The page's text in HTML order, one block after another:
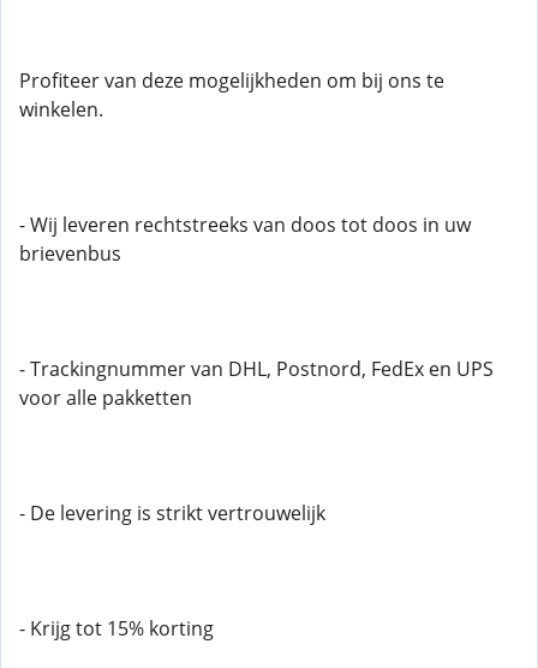
Profiteer van deze mogelijkheden om bij ons te
winkelen.
- Wij leveren rechtstreeks van doos tot doos in uw
brievenbus
- Trackingnummer van DHL, Postnord, FedEx en UPS
voor alle pakketten
- De levering is strikt vertrouwelijk
- Krijg tot 15% korting